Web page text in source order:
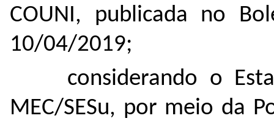
COUNI, publicada no
10/04/2019;
considerando o
MEC/SESu, por meio da